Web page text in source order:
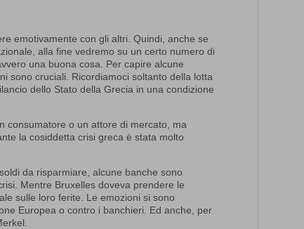
emotivamente con gli altri. Quindi, anche se
alla fine vedremo su un certo numero di
una buona cosa. Per capire alcune
sono cruciali. Ricordiamoci soltanto della lotta
dello Stato della Grecia in una condizione
consumatore o un attore di mercato, ma
la cosiddetta crisi greca è stata molto
da risparmiare, alcune banche sono
Mentre Bruxelles doveva prendere le
sulle loro ferite. Le emozioni si sono
Europea o contro i banchieri. Ed anche, per